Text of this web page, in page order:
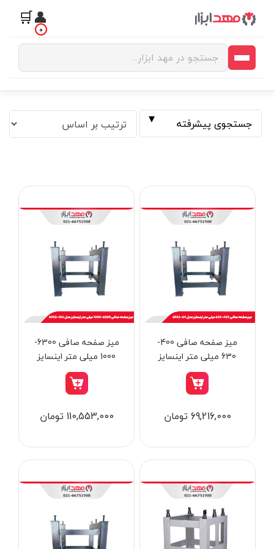
👤
🛒 0
جستجوی پیشرفته
تومان تومان
ابزار جوش و برش
ابزار اندازه گیری دقیق و لیزری
ابزار باغبانی
ابزار نجاری
ابزار بادی
برند ها
میز صفحه صافی 400-
630 میلی متر اینسایز
مدل 64-6902
69,216,000 تومان
میز صفحه صافی 6300-
1000 میلی متر اینسایز
مدل 106-6902
110,553,000 تومان